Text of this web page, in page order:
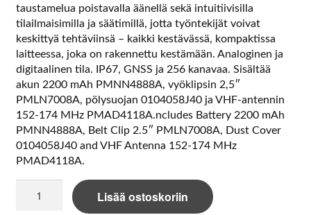
taustamelua poistavalla äänellä sekä intuitiivisilla
tilailmaisimilla ja säätimillä, jotta työntekijät voivat
keskittyä tehtäviinsä – kaikki kestävässä, kompaktissa
laitteessa, joka on rakennettu kestämään. Analoginen ja
digitaalinen tila. IP67, GNSS ja 256 kanavaa. Sisältää
akun 2200 mAh PMNN4888A, vyöklipsin 2,5″
PMLN7008A, pölysuojan 0104058J40 ja VHF-antennin
152-174 MHz PMAD4118A.ncludes Battery 2200 mAh
PMNN4888A, Belt Clip 2.5″ PMLN7008A, Dust Cover
0104058J40 and VHF Antenna 152-174 MHz
PMAD4118A.
Lisää ostoskoriin